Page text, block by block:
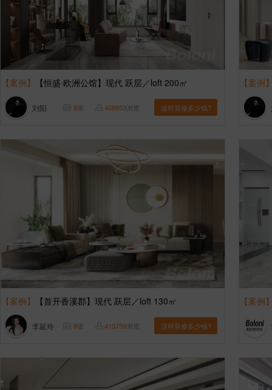
【案例】 【恒盛·欧洲公馆】现代 跃层／loft 200㎡
刘阳 8张 408953浏览 这样装修多少钱?
【案例
【案例】 【首开香溪郡】现代 跃层／loft 130㎡
李延玲 8张 413759浏览 这样装修多少钱?
【案例